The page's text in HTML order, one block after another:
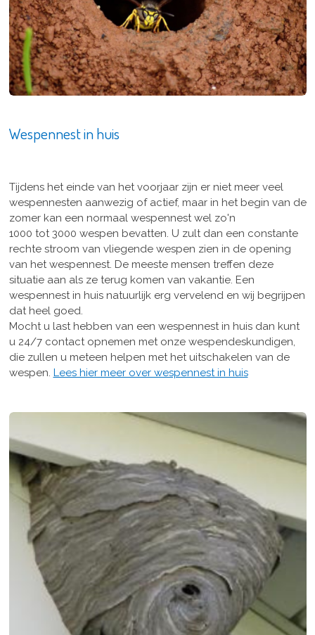
Wespennest in huis
Tijdens het einde van het voorjaar zijn er niet meer veel
wespennesten aanwezig of actief, maar in het begin van de
zomer kan een normaal wespennest wel zo'n
1000 tot 3000 wespen bevatten. U zult dan een constante
rechte stroom van vliegende wespen zien in de opening
van het wespennest. De meeste mensen treffen deze
situatie aan als ze terug komen van vakantie. Een
wespennest in huis natuurlijk erg vervelend en wij begrijpen
dat heel goed.
Mocht u last hebben van een wespennest in huis dan kunt
u 24/7 contact opnemen met onze wespendeskundigen,
die zullen u meteen helpen met het uitschakelen van de
wespen. Lees hier meer over wespennest in huis